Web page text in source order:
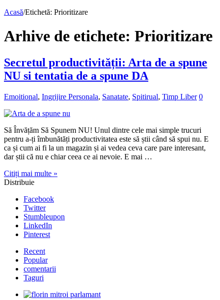
Acasă/Etichetă: Prioritizare
Arhive de etichete: Prioritizare
Secretul productivității: Arta de a spune
NU si tentatia de a spune DA
Emoitional, Ingrijire Personala, Sanatate, Spitirual, Timp Liber 0
Să Învățăm Să Spunem NU! Unul dintre cele mai simple trucuri
pentru a-ți îmbunătăți productivitatea este să știi când să spui nu. E
ca și cum ai fi la un magazin și ai vedea ceva care pare interesant,
dar știi că nu e chiar ceea ce ai nevoie. E mai …
Citiți mai multe »
Distribuie
Facebook
Twitter
Stumbleupon
LinkedIn
Pinterest
Recent
Popular
comentarii
Taguri